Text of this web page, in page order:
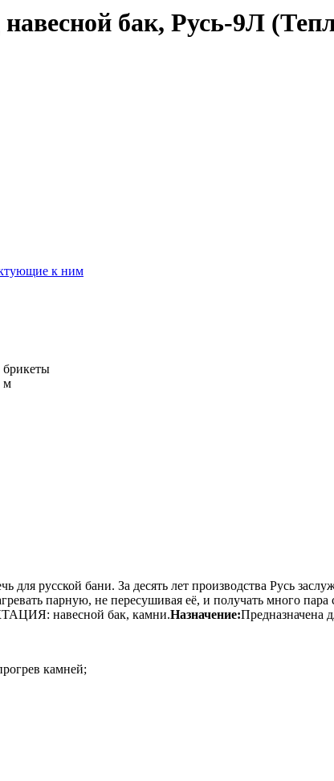
бак, Русь-9Л
к ним
брикеты
м
для русской бани. За десять лет производства Русь
парную, не пересушивая её, и получать много
навесной бак, камни.Назначение:Предназначена
камней;